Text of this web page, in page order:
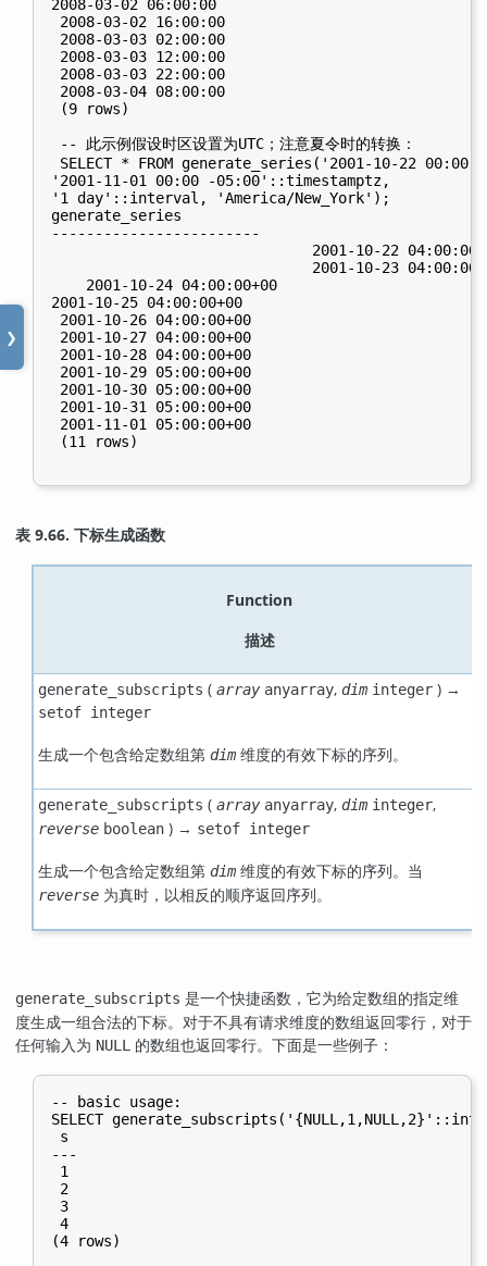
❯
2008-03-02 06:00:00
2008-03-02 16:00:00
2008-03-03 02:00:00
2008-03-03 12:00:00
2008-03-03 22:00:00
2008-03-04 08:00:00
(9 rows)
-- 此示例假设时区设置为UTC；注意夏令时的转换：
SELECT * FROM generate_series('2001-10-22
'2001-11-01 00:00 -05:00'::timestamptz,
'1 day'::interval, 'America/New_York');
generate_series
------------------------
2001-10-22
2001-10-23
    2001-10-24 04:00:00+00
2001-10-25 04:00:00+00
2001-10-26 04:00:00+00
2001-10-27 04:00:00+00
2001-10-28 04:00:00+00
2001-10-29 05:00:00+00
2001-10-30 05:00:00+00
2001-10-31 05:00:00+00
2001-11-01 05:00:00+00
(11 rows)
表 9.66. 下标生成函数
Function
描述
generate_subscripts ( array anyarray, dim integer) →
setof integer
生成一个包含给定数组第 dim维度的有效下标的序列。
generate_subscripts ( array anyarray, dim integer,
reverse boolean) → setof integer
生成一个包含给定数组第 dim维度的有效下标的序列。当
reverse为真时，以相反的顺序返回序列。
generate_subscripts 是一个快捷函数，它为给定数组的指定维
度生成一组合法的下标。对于不具有请求维度的数组返回零行，对于
任何输入为 NULL 的数组也返回零行。下面是一些例子：
-- basic usage:
SELECT
s
---
1
2
3
4
(4 rows)